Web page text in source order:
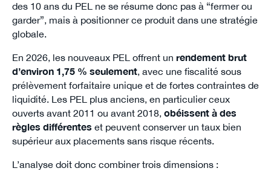
des 10 ans du PEL ne se résume donc pas à “fermer ou
garder”, mais à positionner ce produit dans une stratégie
globale.
En 2026, les nouveaux PEL offrent un rendement brut
d’environ 1,75 % seulement, avec une fiscalité sous
prélèvement forfaitaire unique et de fortes contraintes de
liquidité. Les PEL plus anciens, en particulier ceux
ouverts avant 2011 ou avant 2018, obéissent à des
règles différentes et peuvent conserver un taux bien
supérieur aux placements sans risque récents.
L’analyse doit donc combiner trois dimensions :